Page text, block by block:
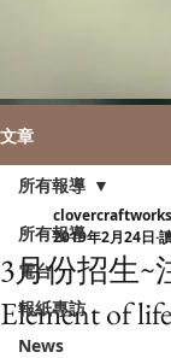
文章
所有報導
電台
報紙專訪
News
所有報導
3月份招生~
Element of life
2019年2月24日